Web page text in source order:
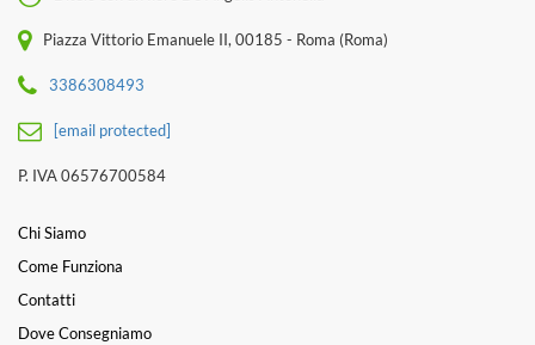
Piazza Vittorio Emanuele II, 00185 - Roma (Roma)
3386308493
[email protected]
P. IVA 06576700584
Chi Siamo
Come Funziona
Contatti
Dove Consegniamo